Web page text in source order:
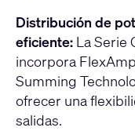
Distribución de
eficiente: La Serie
incorpora
Summing
ofrecer una
salidas.